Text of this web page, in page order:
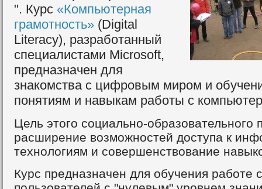
". Курс «Компьютерная
грамотность» (Digital
Literacy), разработанный
специалистами Microsoft,
предназначен для
знакомства с цифровым миром и
понятиям и навыкам работы с
Цель этого социально-образовательного
расширение возможностей доступа к
технологиям и совершенствование
Курс предназначен для обучения работе